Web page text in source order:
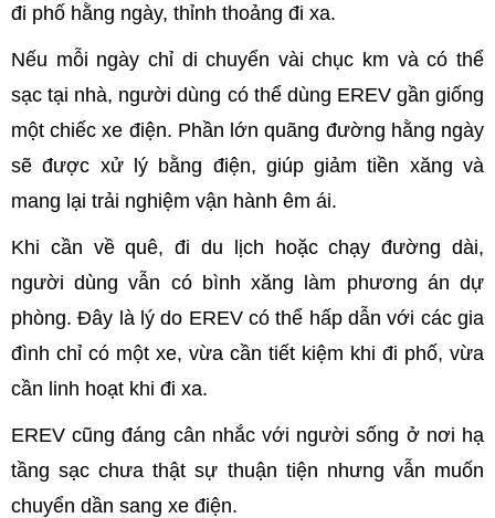
đi phố hằng ngày, thỉnh thoảng đi xa.
Nếu mỗi ngày chỉ di chuyển vài chục km và có thể
sạc tại nhà, người dùng có thể dùng EREV gần giống
một chiếc xe điện. Phần lớn quãng đường hằng ngày
sẽ được xử lý bằng điện, giúp giảm tiền xăng và
mang lại trải nghiệm vận hành êm ái.
Khi cần về quê, đi du lịch hoặc chạy đường dài,
người dùng vẫn có bình xăng làm phương án dự
phòng. Đây là lý do EREV có thể hấp dẫn với các gia
đình chỉ có một xe, vừa cần tiết kiệm khi đi phố, vừa
cần linh hoạt khi đi xa.
EREV cũng đáng cân nhắc với người sống ở nơi hạ
tầng sạc chưa thật sự thuận tiện nhưng vẫn muốn
chuyển dần sang xe điện.